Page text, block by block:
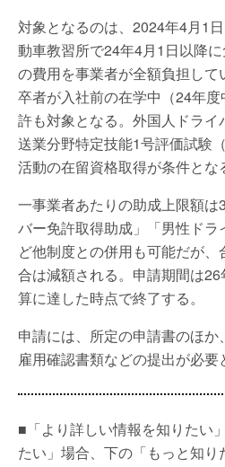
対象となるのは、2024年4月1
動車教習所で24年4月1日以降
の費用を事業者が全額負担し
卒者が入社前の在学中（24年
許も対象となる。外国人ドラ
送業分野特定技能1号評価試験
活動の在留資格取得が条件とな
一事業者あたりの助成上限額は
バー免許取得助成」「男性ド
ど他制度との併用も可能だが
合は減額される。申請期間は
算に達した時点で終了する。
申請には、所定の申請書のほか
雇用確認書類などの提出が必要
■「より詳しい情報を知りたい
たい」場合、下の「もっと知り